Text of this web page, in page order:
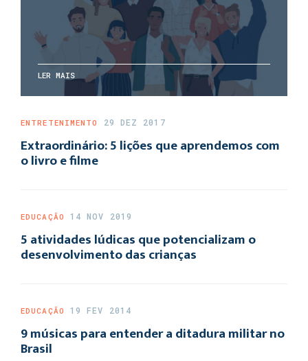
LER MAIS
ENTRETENIMENTO 29 DEZ 2017
Extraordinário: 5 lições que aprendemos com
o livro e filme
EDUCAÇÃO 14 NOV 2019
5 atividades lúdicas que potencializam o
desenvolvimento das crianças
EDUCAÇÃO 19 FEV 2014
9 músicas para entender a ditadura militar no
Brasil